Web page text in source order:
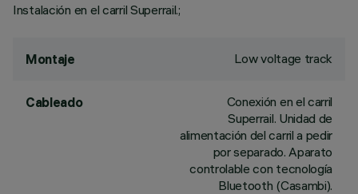
Instalación en el carril Superrail.;
Montaje Low voltage track
Cableado
Conexión en el carril
Superrail. Unidad de
alimentación del carril a pedir
por separado. Aparato
controlable con tecnología
Bluetooth (Casambi).